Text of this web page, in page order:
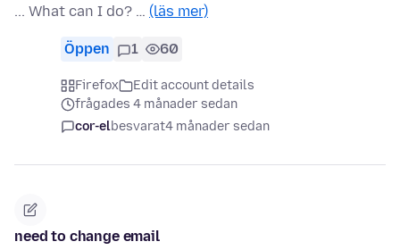
... What can I do? … (läs mer)
Öppen 1 60
Firefox
Edit account details
frågades 4 månader sedan
cor-elbesvarat4 månader sedan
need to change email